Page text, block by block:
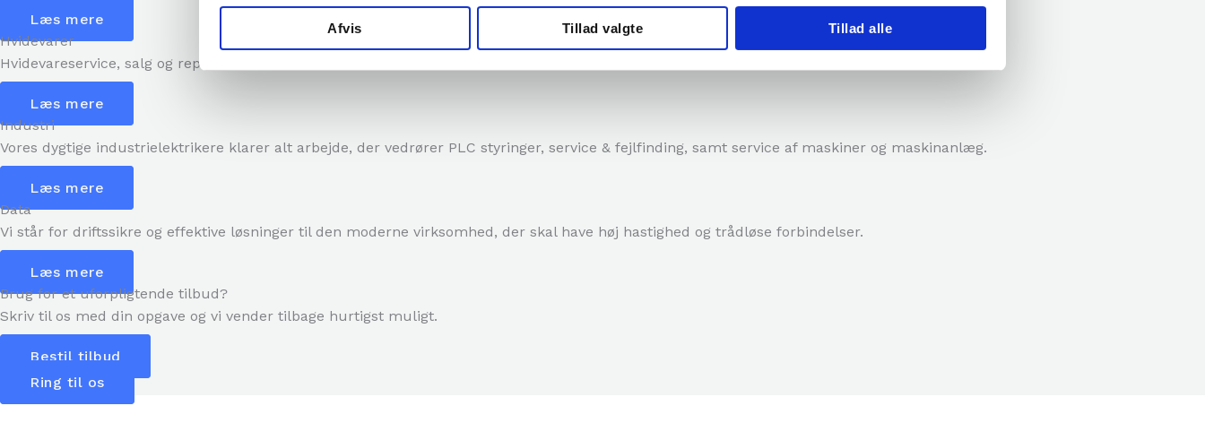
Afvis Tillad valgte Tillad alle
Læs mere
Hvidevarer
Hvidevareservice, salg og reparation af hårde hvidevarer.
Læs mere
Industri
Vores dygtige industrielektrikere klarer alt arbejde, der vedrører PLC styringer, service & fejlfinding, samt service af maskiner og maskinanlæg.
Læs mere
Data
Vi står for driftssikre og effektive løsninger til den moderne virksomhed, der skal have høj hastighed og trådløse forbindelser.
Læs mere
Brug for et uforpligtende tilbud?
Skriv til os med din opgave og vi vender tilbage hurtigst muligt.
Bestil tilbud
Ring til os